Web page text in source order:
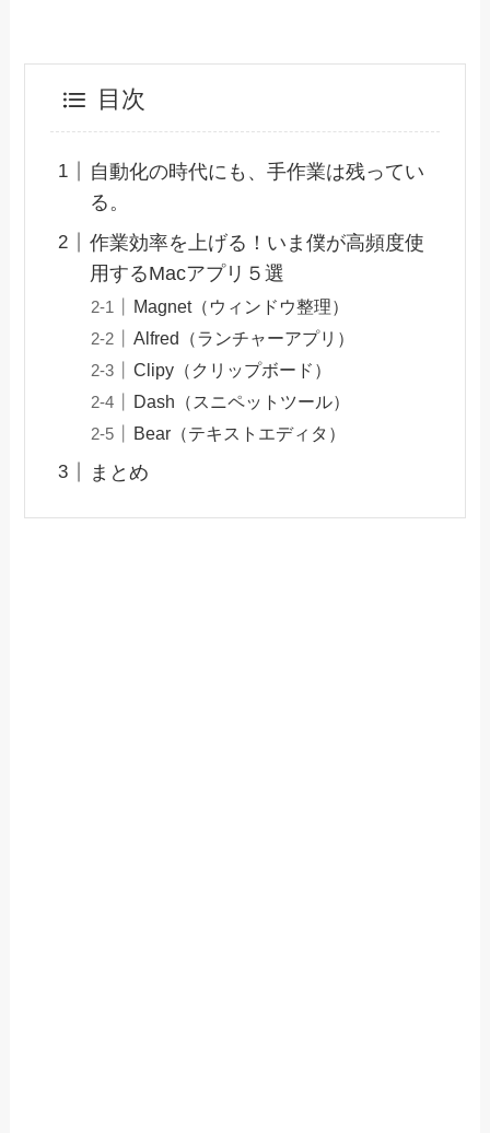
目次
自動化の時代にも、手作業は残ってい
る。
作業効率を上げる！いま僕が高頻度使
用するMacアプリ５選
Magnet（ウィンドウ整理）
Alfred（ランチャーアプリ）
Clipy（クリップボード）
Dash（スニペットツール）
Bear（テキストエディタ）
まとめ